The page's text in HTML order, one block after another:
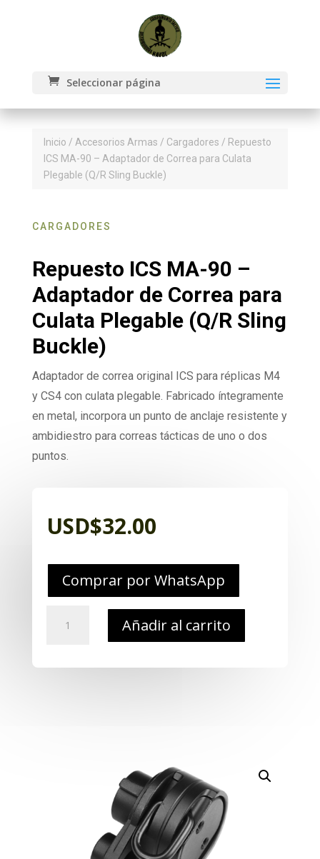
Seleccionar página
Inicio / Accesorios Armas / Cargadores / Repuesto
ICS MA-90 – Adaptador de Correa para Culata
Plegable (Q/R Sling Buckle)
CARGADORES
Repuesto ICS MA-90 –
Adaptador de Correa para
Culata Plegable (Q/R Sling
Buckle)
Adaptador de correa original ICS para réplicas M4
y CS4 con culata plegable. Fabricado íntegramente
en metal, incorpora un punto de anclaje resistente y
ambidiestro para correas tácticas de uno o dos
puntos.
USD$32.00
Comprar por WhatsApp
Añadir al carrito